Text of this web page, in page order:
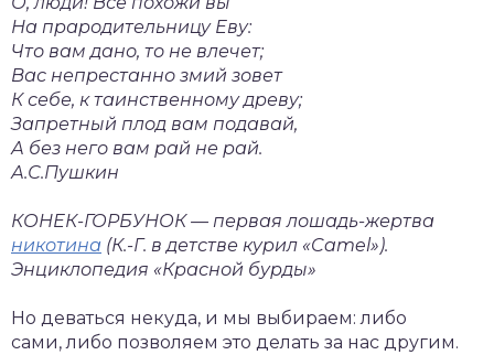
На прародительницу Еву:
Что вам дано, то не влечет;
Вас непрестанно змий зовет
К себе, к таинственному древу;
Запретный плод вам подавай,
А без него вам рай не рай.
А.С.Пушкин
КОНЕК-ГОРБУНОК — первая лошадь-жертва
никотина (К.-Г. в детстве курил «Camel»).
Энциклопедия «Красной бурды»
Но деваться некуда, и мы выбираем: либо
сами, либо позволяем это делать за нас другим.